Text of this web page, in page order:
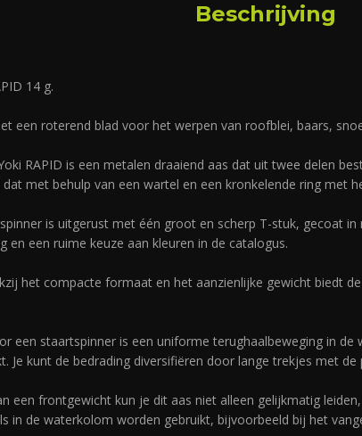
Beschrijving
14 g.
een roterend blad voor het werpen van roofblei, baars,
RAPID is een metalen draaiend aas dat uit twee delen
met behulp van een wartel en een kronkelende ring met
is uitgerust met één groot en scherp T-stuk, gecoat
en een ruime keuze aan kleuren in de catalogus.
het compacte formaat en het aanzienlijke gewicht biedt
een staartspinner is een uniforme terughaalbeweging in
Je kunt de bedrading diversifiëren door lange trekjes met
een frontgewicht kun je dit aas niet alleen gelijkmatig
in de waterkolom worden gebruikt, bijvoorbeeld bij het